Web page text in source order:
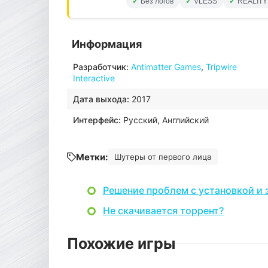
Информация
Разработчик: Antimatter Games, Tripwire
Interactive
Дата выхода: 2017
Интерфейс: Русский, Английский
Метки: Шутеры от первого лица
Решение проблем с установкой и
Не скачивается торрент?
Похожие игры